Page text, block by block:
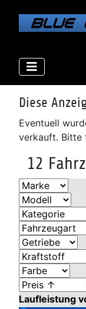
Diese
Eventuell
verkauft. Bitte
12
Laufleistung